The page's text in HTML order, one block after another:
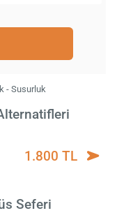
- Susurluk
1.800 TL
Seferi